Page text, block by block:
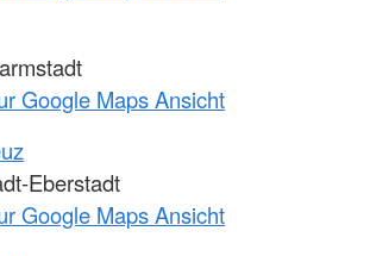
Google Maps Ansicht
Eberstadt
Google Maps Ansicht